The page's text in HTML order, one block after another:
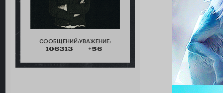
СООБЩЕНИЙ:
106313
УВАЖЕНИЕ:
+56